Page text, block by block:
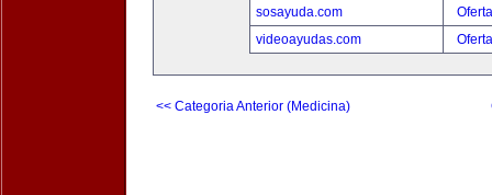
sosayuda.com
videoayudas.com
<< Categoria Anterior (Medicina)